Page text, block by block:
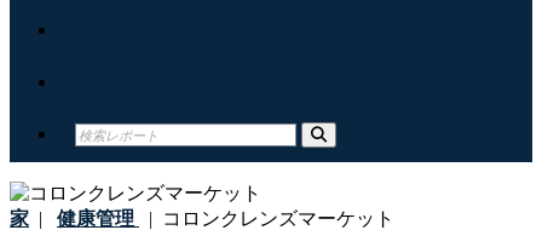
家 | 健康管理 | コロンクレンズマーケット